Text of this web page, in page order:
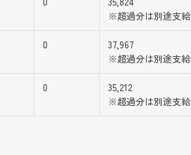
※超過分は別途支給
0
37,967
※超過分は別途支給
0
35,212
※超過分は別途支給